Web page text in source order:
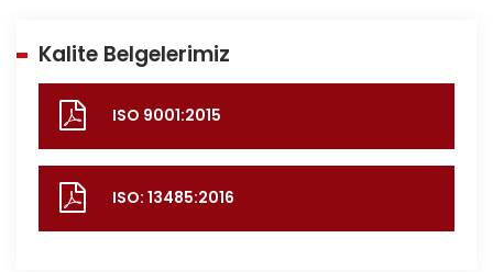
Kalite Belgelerimiz
ISO 9001:2015
ISO: 13485:2016